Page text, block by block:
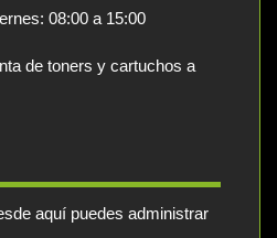
08:00 a 15:00
de toners y cartuchos a
aquí puedes administrar